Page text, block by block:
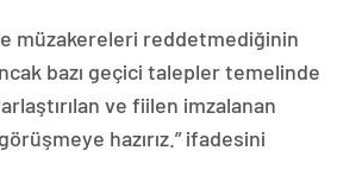
müzakereleri reddetmediğinin
bazı geçici talepler temelinde
ve fiilen imzalanan
hazırız.” ifadesini